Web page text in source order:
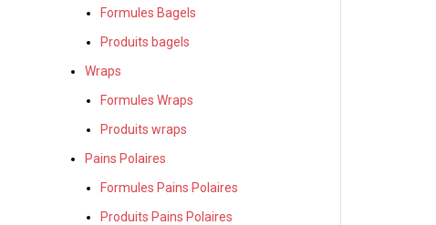
Formules Bagels
Produits bagels
Wraps
Formules Wraps
Produits wraps
Pains Polaires
Formules Pains Polaires
Produits Pains Polaires